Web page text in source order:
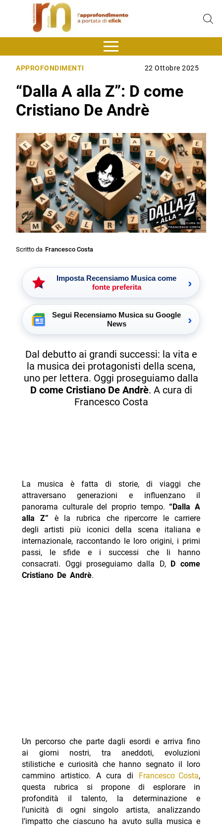
APPROFONDIMENTI 22 Ottobre 2025
“Dalla A alla Z”: D come
Cristiano De Andrè
Scritto da Francesco Costa
Imposta Recensiamo Musica come
fonte preferita
›
Segui Recensiamo Musica su Google
News
›
Dal debutto ai grandi successi: la vita e
la musica dei protagonisti della scena,
uno per lettera. Oggi proseguiamo dalla
D come Cristiano De Andrè. A cura di
Francesco Costa
La musica è fatta di storie, di viaggi che
attraversano generazioni e influenzano il
panorama culturale del proprio tempo.“Dalla A
alla Z” è la rubrica che ripercorre le carriere
degli artisti più iconici della scena italiana e
internazionale, raccontando le loro origini, i primi
passi, le sfide e i successi che li hanno
consacrati. Oggi proseguiamo dalla D,
D come
Cristiano De Andrè.
Un percorso che parte dagli esordi e arriva fino
ai giorni nostri, tra aneddoti, evoluzioni
stilistiche e curiosità che hanno segnato il loro
cammino artistico. A cura di Francesco Costa,
questa rubrica si propone di esplorare in
profondità il talento, la determinazione e
l’unicità di ogni singolo artista, analizzando
l’impatto che ciascuno ha avuto sulla musica e